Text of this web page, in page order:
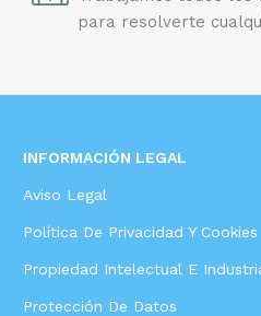
para resolverte
INFORMACIÓN LEGAL
Aviso Legal
Política De Privacidad Y Cookies
Propiedad Intelectual E
Protección De Datos